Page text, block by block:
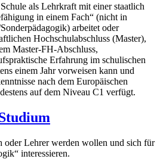
als Lehrkraft mit einer staatlich
in einem Fach“ (nicht in
arbeitet oder
Hochschulabschluss (Master),
Master-FH-Abschluss,
Erfahrung im schulischen
einem Jahr vorweisen kann und
nach dem Europäischen
auf dem Niveau C1 verfügt.
oder Lehrer werden wollen und sich für
interessieren.